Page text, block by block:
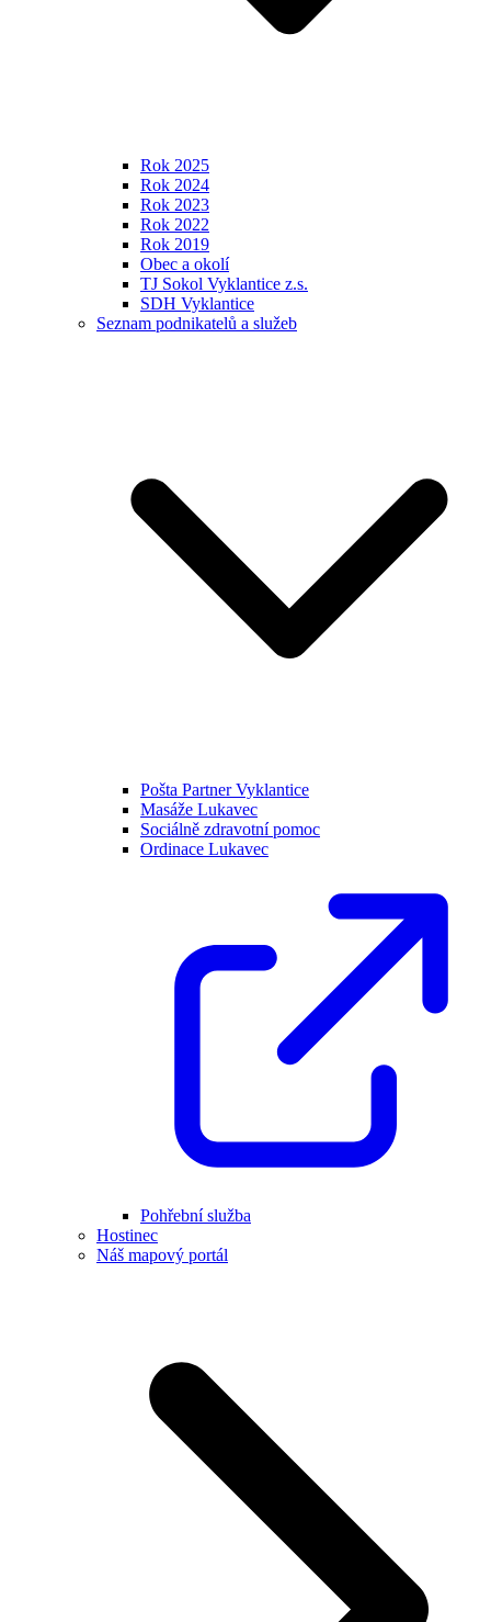
Rok 2025
Rok 2024
Rok 2023
Rok 2022
Rok 2019
Obec a okolí
TJ Sokol Vyklantice z.s.
SDH Vyklantice
Seznam podnikatelů a služeb
Pošta Partner Vyklantice
Masáže Lukavec
Sociálně zdravotní pomoc
Ordinace Lukavec
Pohřební služba
Hostinec
Náš mapový portál